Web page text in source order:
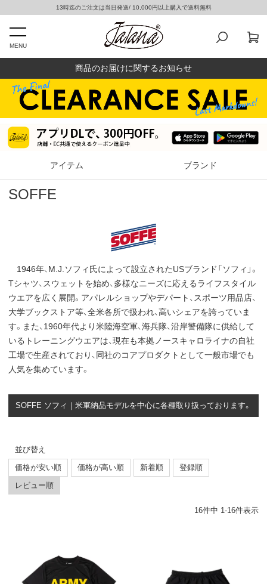
13時迄のご注文は当日発送/ 10,000円以上購入で送料無料
MENU
商品のお届けに関するお知らせ
アイテム ブランド
SOFFE
1946年、M.J.ソフィ氏によって設立されたUSブランド「ソフィ」。
Tシャツ、スウェットを始め、多様なニーズに応えるライフスタイル
ウエアを広く展開。アパレルショップやデパート、スポーツ用品店、
大学ブックストア等、全米各所で扱われ、高いシェアを誇っていま
す。また、1960年代より米陸海空軍、海兵隊、沿岸警備隊に供給して
いるトレーニングウエアは、現在も本拠ノースキャロライナの自社
工場で生産されており、同社のコアプロダクトとして一般市場でも
人気を集めています。
SOFFE ソフィ｜米軍納品モデルを中心に各種取り扱っております。
並び替え
価格が安い順
価格が高い順 新着順
登録順
レビュー順
16件中 1-16件表示